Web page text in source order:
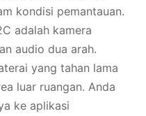
kondisi pemantauan.
adalah kamera
audio dua arah.
yang tahan lama
luar ruangan. Anda
ke aplikasi